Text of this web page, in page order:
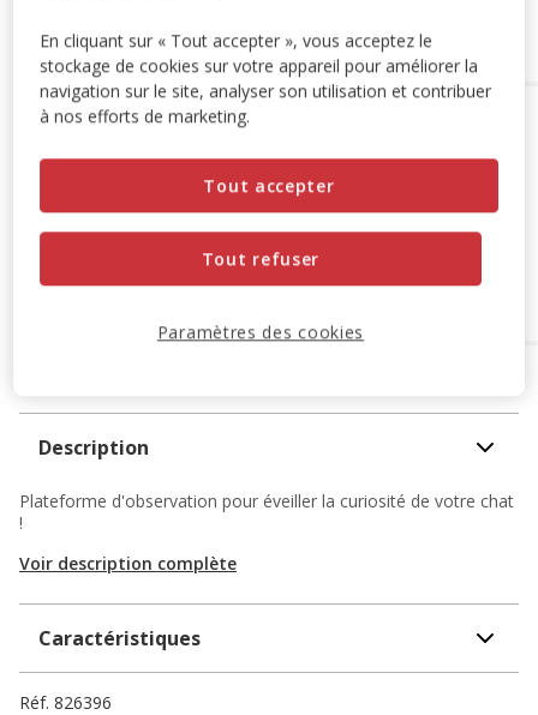
Options de livraison
Retrait en magasin
Voir la disponibilité en magasin
Retrait dans 2hOFFERT
Livraison dans 72h offert dès 69€ d'achat
Livraison à domicile
Description
Plateforme d'observation pour éveiller la curiosité de votre chat
!
Voir description complète
Caractéristiques
Réf. 826396
En cliquant sur « Tout accepter », vous acceptez le
stockage de cookies sur votre appareil pour améliorer la
navigation sur le site, analyser son utilisation et contribuer
à nos efforts de marketing.
Tout refuser
Tout accepter
Paramètres des cookies